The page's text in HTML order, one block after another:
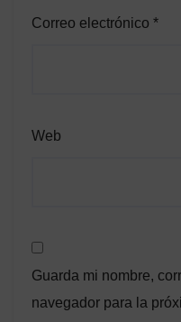
Correo electrónico *
Web
Guarda mi nombre,
navegador para la